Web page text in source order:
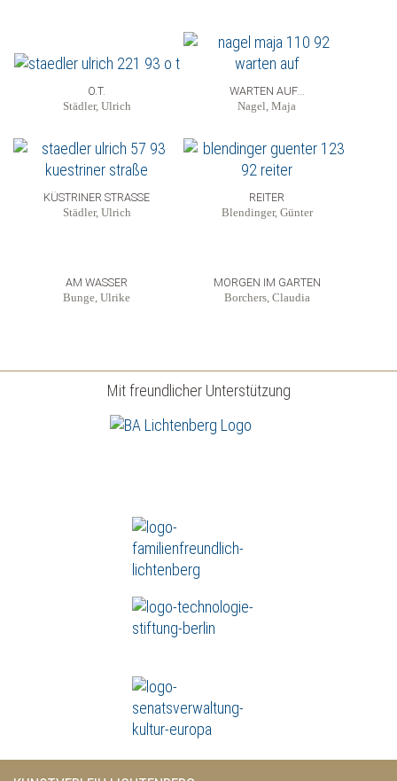
O.T.
Städler, Ulrich
WARTEN AUF...
Nagel, Maja
KÜSTRINER STRASSE
Städler, Ulrich
REITER
Blendinger, Günter
AM WASSER
Bunge, Ulrike
MORGEN IM GARTEN
Borchers, Claudia
Mit freundlicher Unterstützung